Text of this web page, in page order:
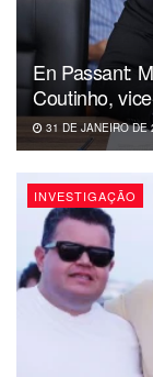
En Passant:
Coutinho,
31 DE JANEIRO DE
INVESTIGAÇÃO